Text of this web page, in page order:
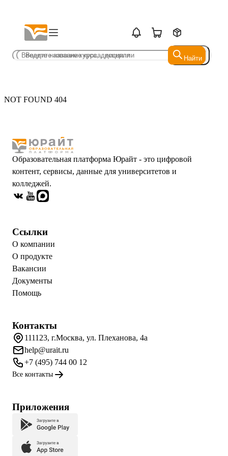
Найти
Найти
NOT FOUND 404
Образовательная платформа Юрайт - это цифровой
контент, сервисы, данные для университетов и
колледжей.
Ссылки
О компании
О продукте
Вакансии
Документы
Помощь
Контакты
111123, г.Москва, ул. Плеханова, 4а
help@urait.ru
+7 (495) 744 00 12
Все контакты
Приложения